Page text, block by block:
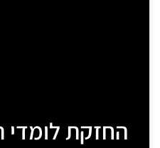
החזקת לומדי